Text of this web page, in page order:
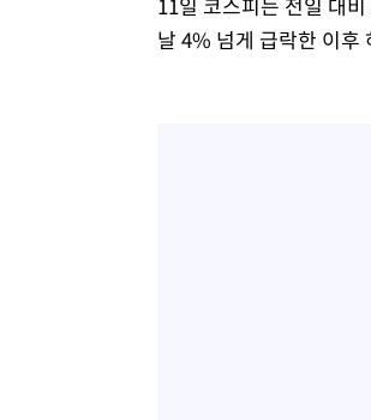
날 4% 넘게 급락한 이후